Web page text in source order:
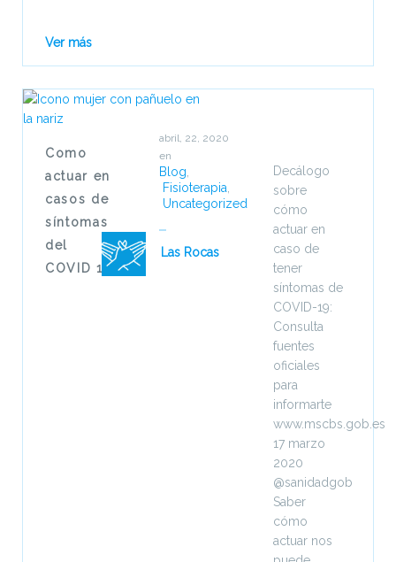
Ver más
Como
actuar en
casos de
síntomas
del
COVID 19
abril, 22, 2020
en
Blog,
Fisioterapia,
Uncategorized
Las Rocas
Decálogo
sobre
cómo
actuar en
caso de
tener
síntomas de
COVID-19:
Consulta
fuentes
oficiales
para
informarte
www.mscbs.gob.es
17 marzo
2020
@sanidadgob
Saber
cómo
actuar nos